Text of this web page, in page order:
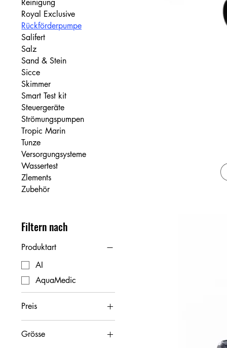
Royal Exclusive
Rückförderpumpe
Salifert
Salz
Sand & Stein
Sicce
Skimmer
Smart Test kit
Steuergeräte
Strömungspumpen
Tropic Marin
Tunze
Versorgungsysteme
Wassertest
Zlements
Zubehör
Filtern nach
Produktart
AI
AquaMedic
Preis
41 CHF 8.800 CHF
Grösse